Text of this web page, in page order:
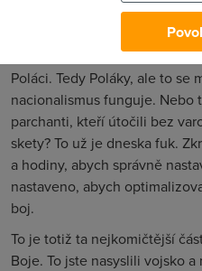
Zní to divně a ještě divnější
nejen u nás, ale i na
mezi sebou, ale jak byla
Poláci. Tedy Poláky, ale to se
nacionalismus funguje. Nebo
parchanti, kteří útočili bez
skety? To už je dneska fuk.
a hodiny, abych správně
nastaveno, abych
boj.
To je totiž ta nejkomičtější
Boje. To jste nasyslili vojsko